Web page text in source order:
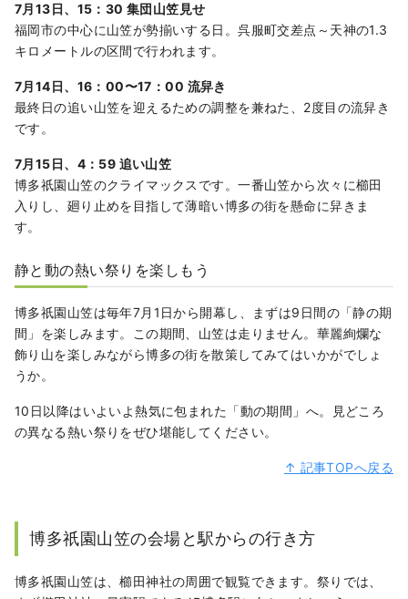
7月13日、15：30 集団山笠見せ
福岡市の中心に山笠が勢揃いする日。呉服町交差点～天神の1.3
キロメートルの区間で行われます。
7月14日、16：00〜17：00 流舁き
最終日の追い山笠を迎えるための調整を兼ねた、2度目の流舁き
です。
7月15日、4：59 追い山笠
博多祇園山笠のクライマックスです。一番山笠から次々に櫛田
入りし、廻り止めを目指して薄暗い博多の街を懸命に舁きま
す。
静と動の熱い祭りを楽しもう
博多祇園山笠は毎年7月1日から開幕し、まずは9日間の「静の期
間」を楽しみます。この期間、山笠は走りません。華麗絢爛な
飾り山を楽しみながら博多の街を散策してみてはいかがでしょ
うか。
10日以降はいよいよ熱気に包まれた「動の期間」へ。見どころ
の異なる熱い祭りをぜひ堪能してください。
↑ 記事TOPへ戻る
博多祇園山笠の会場と駅からの行き方
博多祇園山笠は、櫛田神社の周囲で観覧できます。祭りでは、